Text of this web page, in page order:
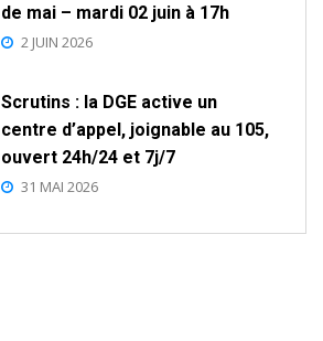
de mai – mardi 02 juin à 17h
2 JUIN 2026
Scrutins : la DGE active un
centre d’appel, joignable au 105,
ouvert 24h/24 et 7j/7
31 MAI 2026